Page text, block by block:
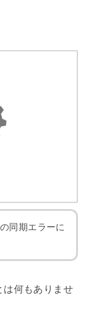
同期エラーに
は何もありませ